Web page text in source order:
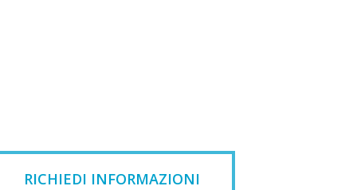
RICHIEDI INFORMAZIONI